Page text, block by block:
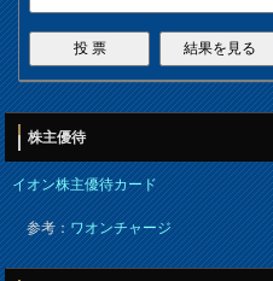
株主優待
イオン株主優待カード
参考：ワオンチャージ